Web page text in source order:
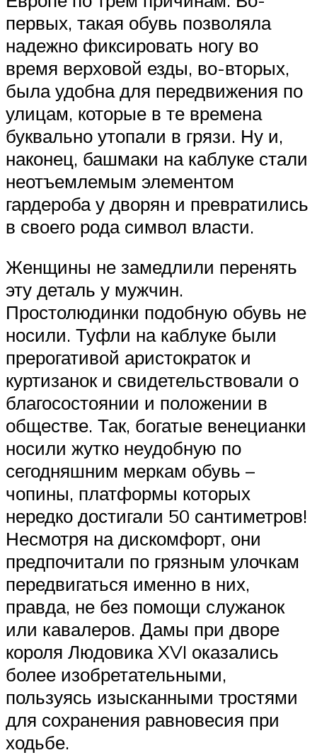
первых, такая обувь позволяла
надежно фиксировать ногу во
время верховой езды, во-вторых,
была удобна для передвижения по
улицам, которые в те времена
буквально утопали в грязи. Ну и,
наконец, башмаки на каблуке стали
неотъемлемым элементом
гардероба у дворян и превратились
в своего рода символ власти.
Женщины не замедлили перенять
эту деталь у мужчин.
Простолюдинки подобную обувь не
носили. Туфли на каблуке были
прерогативой аристократок и
куртизанок и свидетельствовали о
благосостоянии и положении в
обществе. Так, богатые венецианки
носили жутко неудобную по
сегодняшним меркам обувь –
чопины, платформы которых
нередко достигали 50 сантиметров!
Несмотря на дискомфорт, они
предпочитали по грязным улочкам
передвигаться именно в них,
правда, не без помощи служанок
или кавалеров. Дамы при дворе
короля Людовика XVI оказались
более изобретательными,
пользуясь изысканными тростями
для сохранения равновесия при
ходьбе.